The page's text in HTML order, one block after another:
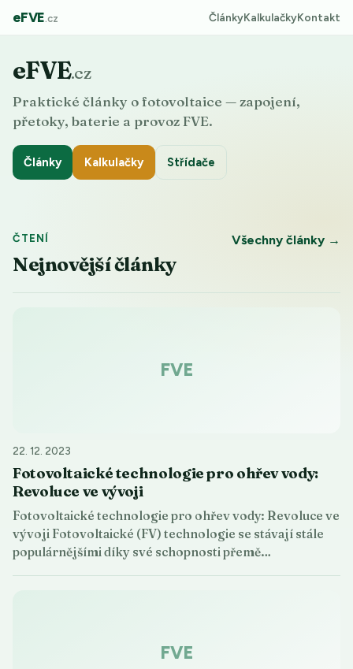
eFVE.cz ČlánkyKalkulačkyKontakt
eFVE.cz
Praktické články o fotovoltaice — zapojení,
přetoky, baterie a provoz FVE.
Články Kalkulačky Střídače
ČTENÍ
Nejnovější články
Všechny články →
FVE
22. 12. 2023
Fotovoltaické technologie pro ohřev vody:
Revoluce ve vývoji
Fotovoltaické technologie pro ohřev vody: Revoluce ve
vývoji Fotovoltaické (FV) technologie se stávají stále
populárnějšími díky své schopnosti přemě…
FVE